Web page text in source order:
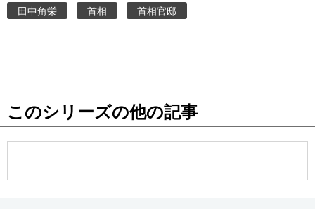
田中角栄 首相 首相官邸
このシリーズの他の記事